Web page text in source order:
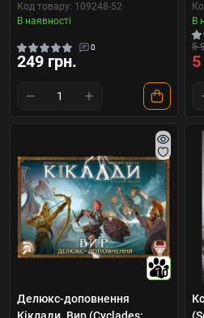
Код товару: 109248-52
В наявності
0
249 грн.
В
5
10
Делюкс-доповнення